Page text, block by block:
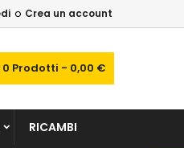
o Crea un account
0 Prodotti - 0,00 €
RICAMBI